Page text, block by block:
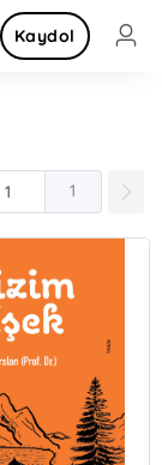
Kaydol
1